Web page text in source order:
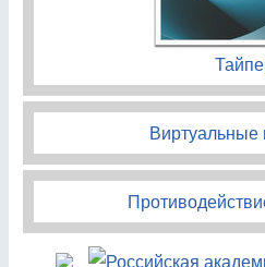
Виртуальные